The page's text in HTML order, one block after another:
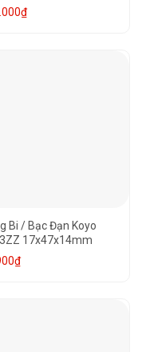
₫
Bi / Bạc Đạn Koyo
17x47x14mm
₫